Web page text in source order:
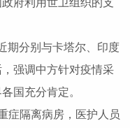
府利用世卫组织的支
期分别与卡塔尔、印度
强调中方针对疫情采
国充分肯定。
症隔离病房，医护人员